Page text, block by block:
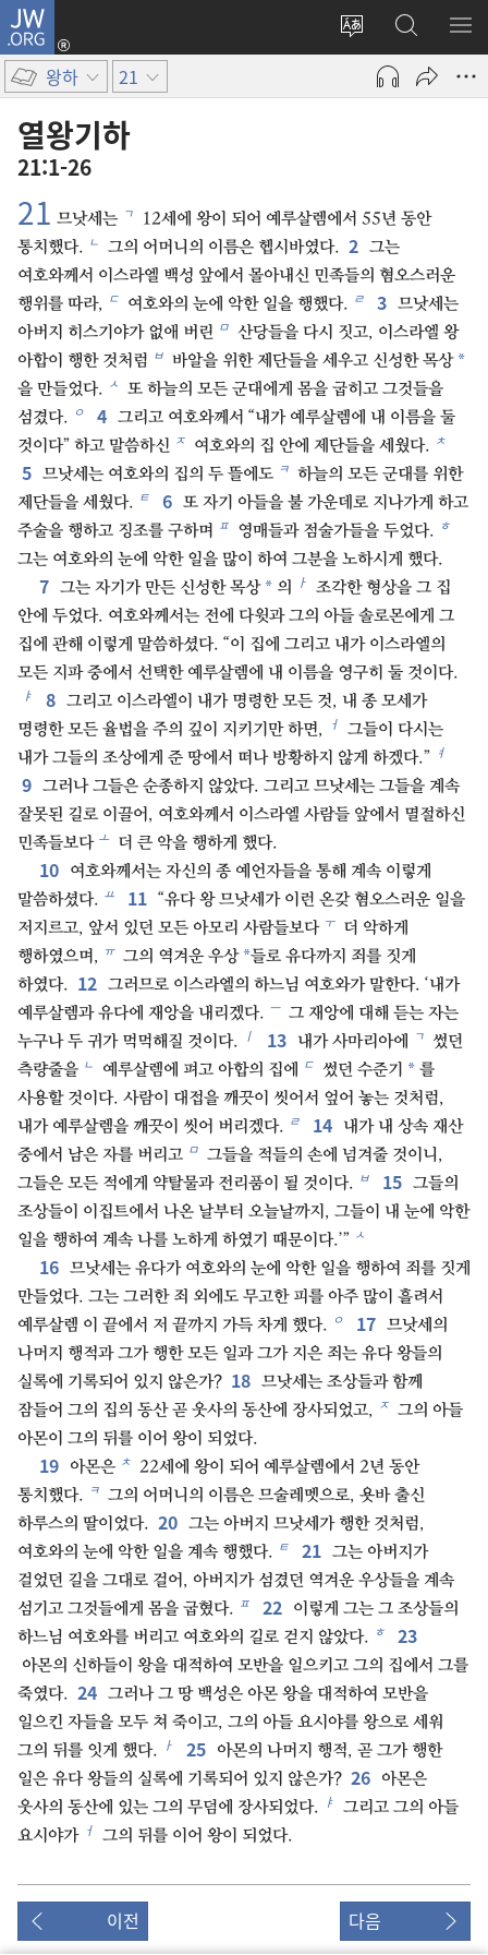
JW.ORG
사이트
언어
변경
로그인
(새로운
열기)
JW.ORG
검색
메
왕하 21
열왕기하
21:1-26
21 므낫세는 ㄱ
12세에 왕이 되어 예루살렘에서 55년 동안
통치했다. ㄴ 그의 어머니의 이름은 헵시바였다. 2 그는
여호와께서 이스라엘 백성 앞에서 몰아내신 민족들의 혐오스러운
행위를 따라, ㄷ 여호와의 눈에 악한 일을 행했다. ㄹ 3 므낫세는
아버지 히스기야가 없애 버린 ㅁ 산당들을 다시 짓고, 이스라엘 왕
아합이 행한 것처럼 ㅂ 바알을 위한 제단들을 세우고 신성한 목상 *
을 만들었다. ㅅ 또 하늘의 모든 군대에게 몸을 굽히고 그것들을
섬겼다. ㅇ 4 그리고 여호와께서 “내가 예루살렘에 내 이름을 둘
것이다” 하고 말씀하신 ㅈ 여호와의 집 안에 제단들을 세웠다. ㅊ
5 므낫세는 여호와의 집의 두 뜰에도 ㅋ 하늘의 모든 군대를 위한
제단들을 세웠다. ㅌ 6 또 자기 아들을 불 가운데로 지나가게 하고
주술을 행하고 징조를 구하며 ㅍ 영매들과 점술가들을 두었다. ㅎ
그는 여호와의 눈에 악한 일을 많이 하여 그분을 노하시게 했다.
7 그는 자기가 만든 신성한 목상 * 의 ㅏ 조각한 형상을 그 집
안에 두었다. 여호와께서는 전에 다윗과 그의 아들 솔로몬에게 그
집에 관해 이렇게 말씀하셨다. “이 집에 그리고 내가 이스라엘의
모든 지파 중에서 선택한 예루살렘에 내 이름을 영구히 둘 것이다.
ㅑ 8 그리고 이스라엘이 내가 명령한 모든 것, 내 종 모세가
명령한 모든 율법을 주의 깊이 지키기만 하면,
ㅓ 그들이 다시는
내가 그들의 조상에게 준 땅에서 떠나 방황하지 않게 하겠다.” ㅕ
9 그러나 그들은 순종하지 않았다. 그리고 므낫세는 그들을 계속
잘못된 길로 이끌어, 여호와께서 이스라엘 사람들 앞에서 멸절하신
민족들보다 ㅗ 더 큰 악을 행하게 했다.
10
여호와께서는 자신의 종 예언자들을 통해 계속 이렇게
말씀하셨다. ㅛ 11 “유다 왕 므낫세가 이런 온갖 혐오스러운 일을
저지르고, 앞서 있던 모든 아모리 사람들보다 ㅜ 더 악하게
행하였으며, ㅠ 그의 역겨운 우상 *들로 유다까지 죄를 짓게
하였다. 12 그러므로 이스라엘의 하느님 여호와가 말한다. ‘내가
예루살렘과 유다에 재앙을 내리겠다. ㅡ 그 재앙에 대해 듣는 자는
누구나 두 귀가 먹먹해질 것이다. ㅣ 13 내가 사마리아에 ㄱ 썼던
측량줄을 ㄴ 예루살렘에 펴고 아합의 집에 ㄷ 썼던 수준기 * 를
사용할 것이다. 사람이 대접을 깨끗이 씻어서 엎어 놓는 것처럼,
내가 예루살렘을 깨끗이 씻어 버리겠다. ㄹ 14
내가 내 상속 재산
중에서 남은 자를 버리고 ㅁ 그들을 적들의 손에 넘겨줄 것이니,
그들은 모든 적에게 약탈물과 전리품이 될 것이다. ㅂ 15 그들의
조상들이 이집트에서 나온 날부터 오늘날까지, 그들이 내 눈에 악한
일을 행하여 계속 나를 노하게 하였기 때문이다.’” ㅅ
16 므낫세는 유다가 여호와의 눈에 악한 일을 행하여 죄를 짓게
만들었다. 그는 그러한 죄 외에도 무고한 피를 아주 많이 흘려서
예루살렘 이 끝에서 저 끝까지 가득 차게 했다. ㅇ 17 므낫세의
나머지 행적과 그가 행한 모든 일과 그가 지은 죄는 유다 왕들의
실록에 기록되어 있지 않은가? 18 므낫세는 조상들과 함께
잠들어 그의 집의 동산 곧 웃사의 동산에 장사되었고, ㅈ 그의 아들
아몬이 그의 뒤를 이어 왕이 되었다.
19 아몬은 ㅊ 22세에 왕이 되어 예루살렘에서 2년 동안
통치했다. ㅋ 그의 어머니의 이름은 므술레멧으로, 욧바 출신
하루스의 딸이었다. 20 그는 아버지 므낫세가 행한 것처럼,
여호와의 눈에 악한 일을 계속 행했다. ㅌ 21 그는 아버지가
걸었던 길을 그대로 걸어, 아버지가 섬겼던 역겨운 우상들을 계속
섬기고 그것들에게 몸을 굽혔다. ㅍ 22
이렇게 그는 그 조상들의
하느님 여호와를 버리고 여호와의 길로 걷지 않았다. ㅎ 23
아몬의 신하들이 왕을 대적하여 모반을 일으키고 그의 집에서 그를
죽였다. 24 그러나 그 땅 백성은 아몬 왕을 대적하여 모반을
일으킨 자들을 모두 쳐 죽이고, 그의 아들 요시야를 왕으로 세워
그의 뒤를 잇게 했다. ㅏ 25
아몬의 나머지 행적, 곧 그가 행한
일은 유다 왕들의 실록에 기록되어 있지 않은가? 26
아몬은
웃사의 동산에 있는 그의 무덤에 장사되었다. ㅑ 그리고 그의 아들
요시야가 ㅓ 그의 뒤를 이어 왕이 되었다.
이전 다음